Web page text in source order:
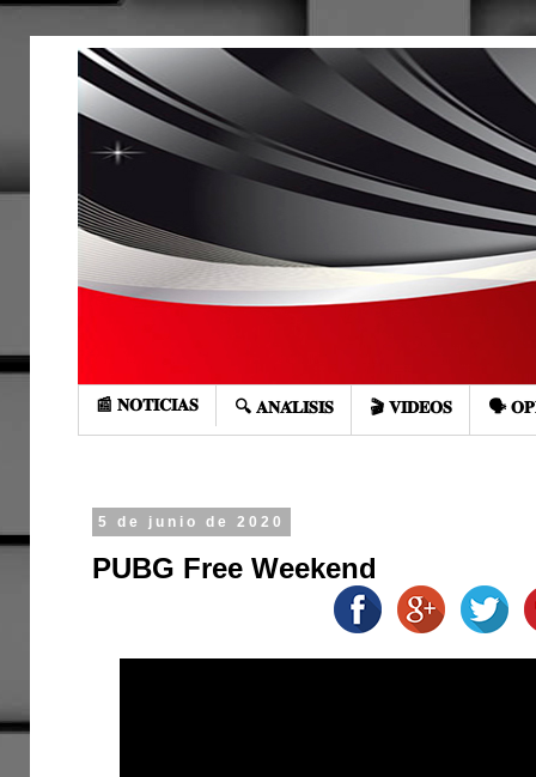
📰 𝐍𝐎𝐓𝐈𝐂𝐈𝐀𝐒 🔍 𝐀𝐍𝐀́𝐋𝐈𝐒𝐈𝐒 🎬 𝐕𝐈𝐃𝐄𝐎𝐒 🗣️
5 de junio de 2020
PUBG Free Weekend